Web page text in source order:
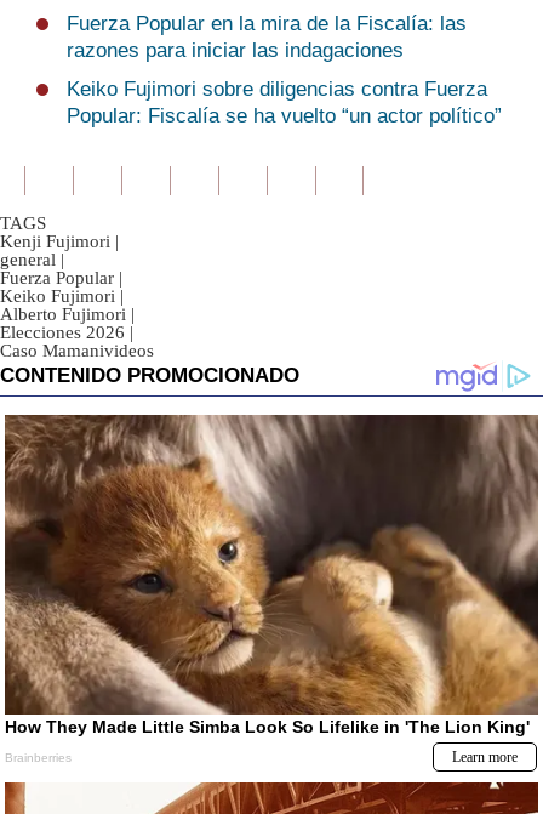
Fuerza Popular en la mira de la Fiscalía: las
razones para iniciar las indagaciones
Keiko Fujimori sobre diligencias contra Fuerza
Popular: Fiscalía se ha vuelto “un actor político”
TAGS
Kenji Fujimori |
general |
Fuerza Popular |
Keiko Fujimori |
Alberto Fujimori |
Elecciones 2026 |
Caso Mamanivideos